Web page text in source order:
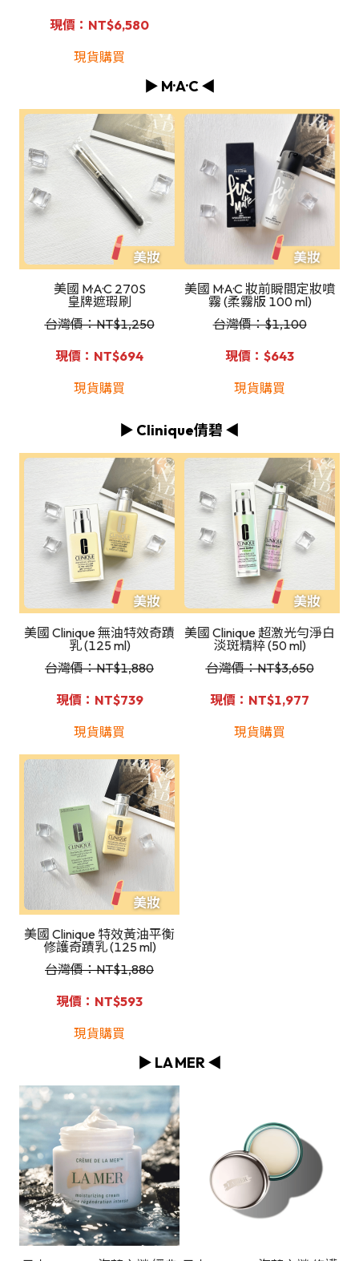
現價：NT$6,580
現貨購買
▶️ M·A·C ◀️
美國 M·A·C 270S
皇牌遮瑕刷
台灣價：NT$1,250
現價：NT$694
現貨購買
美國 M·A·C 妝前瞬間定妝噴
霧 (柔霧版 100 ml)
台灣價：$1,100
現價：$643
現貨購買
▶️ Clinique倩碧 ◀️
美國 Clinique 無油特效奇蹟
乳 (125 ml)
台灣價：NT$1,880
現價：NT$739
現貨購買
美國 Clinique 超激光勻淨白
淡斑精粹 (50 ml)
台灣價：NT$3,650
現價：NT$1,977
現貨購買
美國 Clinique 特效黃油平衡
修護奇蹟乳 (125 ml)
台灣價：NT$1,880
現價：NT$593
現貨購買
▶️ LA MER ◀️